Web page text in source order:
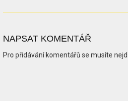
NAPSAT KOMENTÁŘ
Pro přidávání komentářů se musíte